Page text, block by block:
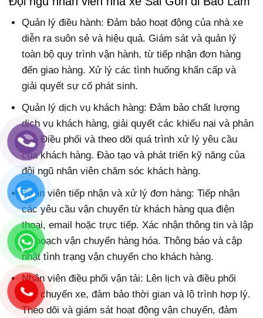
Quản lý điều hành: Đảm bảo hoạt động của nhà xe
diễn ra suôn sẻ và hiệu quả. Giám sát và quản lý
toàn bộ quy trình vận hành, từ tiếp nhận đơn hàng
đến giao hàng. Xử lý các tình huống khẩn cấp và
giải quyết sự cố phát sinh.
Quản lý dịch vụ khách hàng: Đảm bảo chất lượng
dịch vụ khách hàng, giải quyết các khiếu nại và phản
hồi. Điều phối và theo dõi quá trình xử lý yêu cầu
của khách hàng. Đào tạo và phát triển kỹ năng của
đội ngũ nhân viên chăm sóc khách hàng.
Nhân viên tiếp nhận và xử lý đơn hàng: Tiếp nhận
các yêu cầu vận chuyển từ khách hàng qua điện
thoại, email hoặc trực tiếp. Xác nhận thông tin và lập
kế hoạch vận chuyển hàng hóa. Thông báo và cập
nhật tình trạng vận chuyển cho khách hàng.
Nhân viên điều phối vận tải: Lên lịch và điều phối
các chuyến xe, đảm bảo thời gian và lộ trình hợp lý.
Theo dõi và giám sát hoạt động vận chuyển, đảm